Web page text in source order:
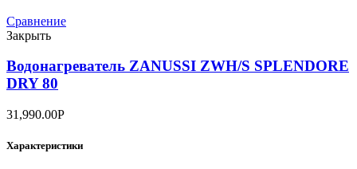
Сравнение
Закрыть
Водонагреватель ZANUSSI ZWH/S SPLENDORE
DRY 80
31,990.00Р
Характеристики